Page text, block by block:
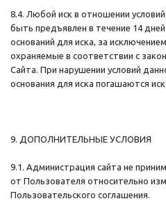
8.4. Любой иск в отношении
быть предъявлен в течение 14
оснований для иска, за
охраняемые в соответствии с
Сайта. При нарушении условий
основания для иска погашаются
9. ДОПОЛНИТЕЛЬНЫЕ УСЛОВИЯ
9.1. Администрация сайта не
от Пользователя относительно
Пользовательского соглашения.